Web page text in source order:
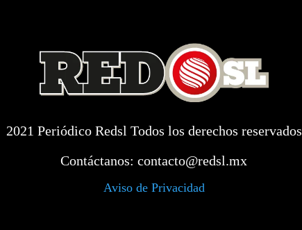
2021 Periódico Redsl Todos los derechos reservados
Contáctanos:contacto@redsl.mx
Aviso de Privacidad